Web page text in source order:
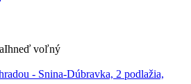
Ihneď voľný